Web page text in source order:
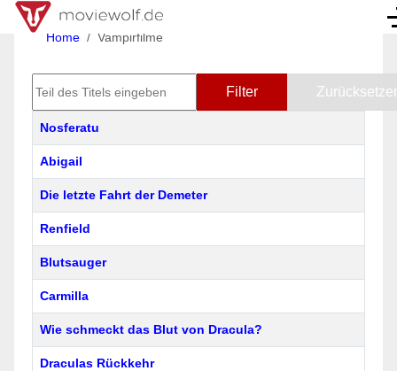
Home Vampirfilme
Filter
Titel
Nosferatu
Abigail
Die letzte Fahrt der Demeter
Renfield
Blutsauger
Carmilla
Wie schmeckt das Blut von Dracula?
Draculas Rückkehr